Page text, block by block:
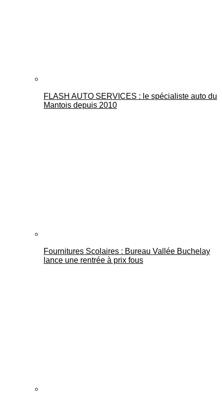
FLASH AUTO SERVICES : le spécialiste auto du
Mantois depuis 2010
Fournitures Scolaires : Bureau Vallée Buchelay
lance une rentrée à prix fous